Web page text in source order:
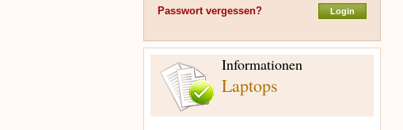
Passwort vergessen?
Informationen
Laptops